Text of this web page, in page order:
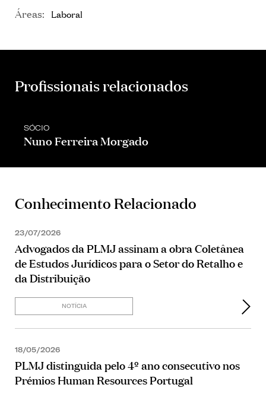
Áreas: Laboral
Profissionais relacionados
SÓCIO
Nuno Ferreira Morgado
Conhecimento Relacionado
23/07/2026
Advogados da PLMJ assinam a obra Coletânea
de Estudos Jurídicos para o Setor do Retalho e
da Distribuição
NOTÍCIA
18/05/2026
PLMJ distinguida pelo 4º ano consecutivo nos
Prémios Human Resources Portugal